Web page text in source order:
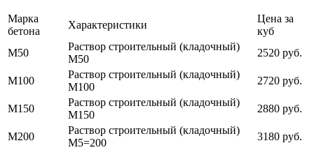
Марка
бетона
Характеристики
Цена за
куб
М50
Раствор строительный (кладочный)
М50
2520 руб.
М100
Раствор строительный (кладочный)
М100
2720 руб.
М150
Раствор строительный (кладочный)
М150
2880 руб.
М200
Раствор строительный (кладочный)
М5=200
3180 руб.